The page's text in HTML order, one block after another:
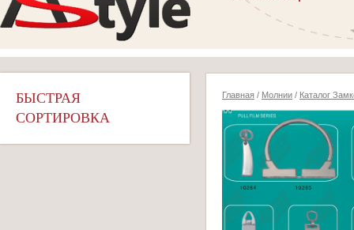
БЫСТРАЯ
СОРТИРОВКА
Главная / Молнии / Каталог